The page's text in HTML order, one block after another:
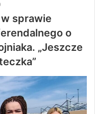
sprawie
o
„Jeszcze